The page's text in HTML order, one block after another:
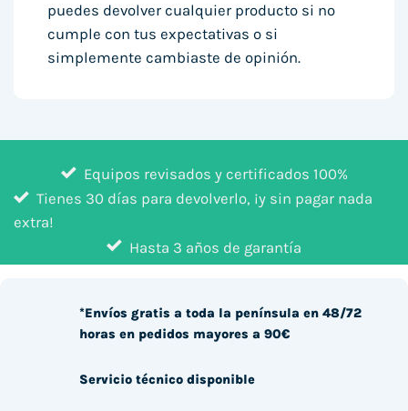
puedes devolver cualquier producto si no
cumple con tus expectativas o si
simplemente cambiaste de opinión.
Equipos revisados y certificados 100%
Tienes 30 días para devolverlo, ¡y sin pagar nada
extra!
Hasta 3 años de garantía
*Envíos gratis a toda la península en 48/72
horas en pedidos mayores a 90€
Servicio técnico disponible